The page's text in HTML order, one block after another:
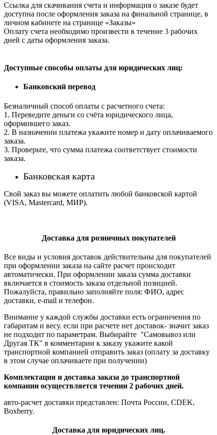
Ссылка для скачивания счета и информация о заказе будет
доступна после оформления заказа на финальной странице, в
личном кабинете на странице «Заказы»
Оплату счета необходимо произвести в течение 3 рабочих
дней с даты оформления заказа.
Доступные способы оплаты для юридических лиц:
Банковский перевод
Безналичный способ оплаты с расчетного счета:
1. Переведите деньги со счёта юридического лица,
оформившего заказ.
2. В назначении платежа укажите номер и дату оплачиваемого
заказа.
3. Проверьте, что сумма платежа соответствует стоимости
заказа.
Банковская карта
Свой заказ вы можете оплатить любой банковской картой
(VISA, Mastercard, МИР).
Доставка для розничных покупателей
Все виды и условия доставок действительны для покупателей
при оформлении заказа на сайте расчет происходит
автоматически. При оформлении заказа сумма доставки
включается в стоимость заказа отдельной позицией.
Пожалуйста, правильно заполняйте поля: ФИО, адрес
доставки, e-mail и телефон.
Внимание у каждой службы доставки есть ограничения по
габаритам и весу. если при расчете нет доставок- значит заказ
не подходит по параметрам. Выбирайте "Самовывоз или
Другая ТК" в комментарии к заказу укажите какой
транспортной компанией отправить заказ (оплату за доставку
в этом случае оплачиваете при получении)
Комплектация и доставка заказа до транспортной
компании осуществляется течении 2 рабочих дней.
авто-расчет доставки представлен: Почта России, CDEK,
Boxberry.
Доставка для юридических лиц.